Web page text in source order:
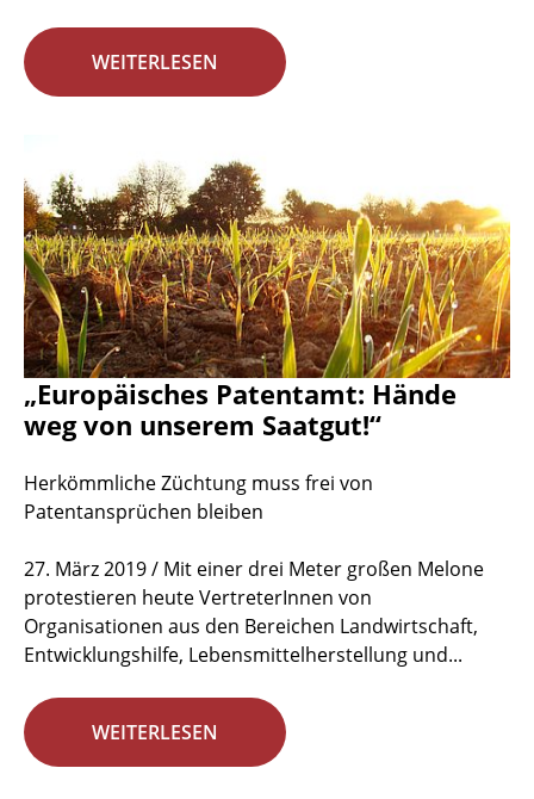
WEITERLESEN
„Europäisches Patentamt: Hände
weg von unserem Saatgut!“
Herkömmliche Züchtung muss frei von
Patentansprüchen bleiben
27. März 2019 / Mit einer drei Meter großen Melone
protestieren heute VertreterInnen von
Organisationen aus den Bereichen Landwirtschaft,
Entwicklungshilfe, Lebensmittelherstellung und...
WEITERLESEN